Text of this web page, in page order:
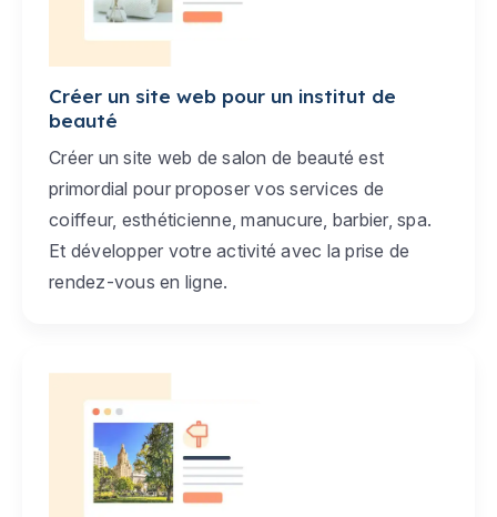
Créer un site web pour un institut de
beauté
Créer un site web de salon de beauté est
primordial pour proposer vos services de
coiffeur, esthéticienne, manucure, barbier, spa.
Et développer votre activité avec la prise de
rendez-vous en ligne.